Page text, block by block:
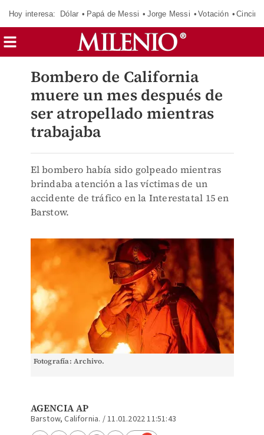
Hoy interesa: Dólar Papá de Messi Jorge Messi Votación
Bombero de California
muere un mes después de
ser atropellado mientras
trabajaba
El bombero había sido golpeado mientras
brindaba atención a las víctimas de un
accidente de tráfico en la Interestatal 15 en
Barstow.
Fotografía: Archivo.
AGENCIA AP
Barstow, California. /11.01.2022 11:51:43